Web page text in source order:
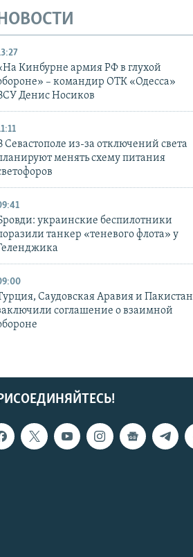
Кинбурне армия РФ в глухой
– командир ОТК «Одесса»
Денис Носиков
Севастополе из-за отключений света
менять схему питания
украинские беспилотники
танкер «теневого флота» у
Саудовская Аравия и Пакистан
соглашение о взаимной